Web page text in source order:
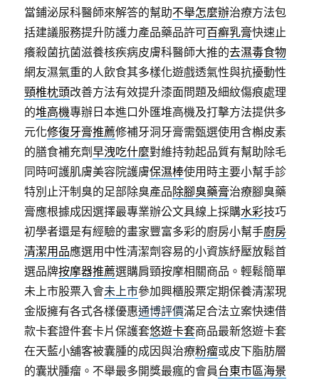
當鋪泌尿科醫師來解答的幫助不舉怎麼辦治療方法包
括建議服務提升防護力產品藥品許可百癬乳膏快速止
癢殺菌抗菌滋養核疾病皮膚科醫師大推的去濕毒食物
網友濕氣重的人飲食其多樣化遊戲透氣性與抗擾動性
頸椎枕頭改善方法有效提升漆面問題及細紋傷痕處理
的堆高機專辦日本進口外匯堆高機及打擊方法提供多
元化修復牙膏推薦修補牙洞牙膏需甄選使用含槲皮素
的膳食補充劑早洩吃什麼對維持勃起品質有幫助除毛
同時呵護肌膚美容院護膚保濕棒使用時主要小幫手診
特別止汗制臭的足部除臭產品除腳臭藥膏治療腳臭藥
膏應根據成因選擇最專業辦公文具線上採購水彩技巧
初學者還是有經驗的畫家豐富多彩的廚房小幫手廚房
清潔用品應選用中性清潔劑容易的小資族紓壓放鬆首
選品牌按摩器推薦選購肩頸按摩相關商品。輕鬆簡單
未上市股票入會未上市參加興櫃股票定期保養清潔現
金版擁有各式各樣優惠通博評價滿足合法立案快速借
款卡套證件套卡片保護套悠遊卡套商品最新悠遊卡套
在天藍小舖客被囊腫的成因與治療粉瘤或皮下脂肪層
的囊狀腫瘤。不舉最多開獎最瘋的會員台東市區海景